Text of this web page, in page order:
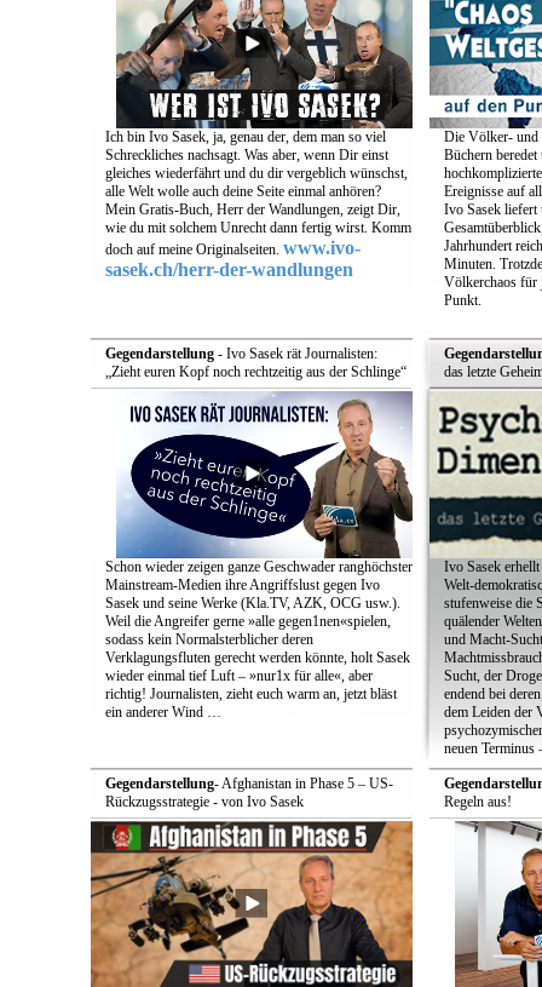
Ich bin Ivo Sasek, ja, genau der, dem man so viel
Schreckliches nachsagt. Was aber, wenn Dir einst
gleiches wiederfährt und du dir vergeblich wünschst,
alle Welt wolle auch deine Seite einmal anhören?
Mein Gratis-Buch, Herr der Wandlungen, zeigt Dir,
wie du mit solchem Unrecht dann fertig wirst. Komm
doch auf meine Originalseiten. www.ivo-
sasek.ch/herr-der-wandlungen
Die Völker- und
Büchern beredet
Ereignisse auf
Ivo Sasek liefert
Jahrhundert
Minuten.
Völkerchaos für
Punkt.
Gegendarstellung- Ivo Sasek rät Journalisten:
„Zieht euren Kopf noch rechtzeitig aus der Schlinge“
Schon wieder zeigen ganze Geschwader ranghöchster
Mainstream-Medien ihre Angriffslust gegen Ivo
Sasek und seine Werke (Kla.TV, AZK, OCG usw.).
Weil die Angreifer gerne »alle gegen1nen«spielen,
sodass kein Normalsterblicher deren
Verklagungsfluten gerecht werden könnte, holt Sasek
wieder einmal tief Luft – »nur1x für alle«, aber
richtig! Journalisten, zieht euch warm an, jetzt bläst
ein anderer Wind …
das letzte
Ivo Sasek
Welt-
stufenweise die
quälender
und Macht-
Sucht, der
endend bei
dem Leiden der
neuen Terminus
Gegendarstellung- Afghanistan in Phase 5 – US-
Rückzugsstrategie - von Ivo Sasek
Regeln aus!